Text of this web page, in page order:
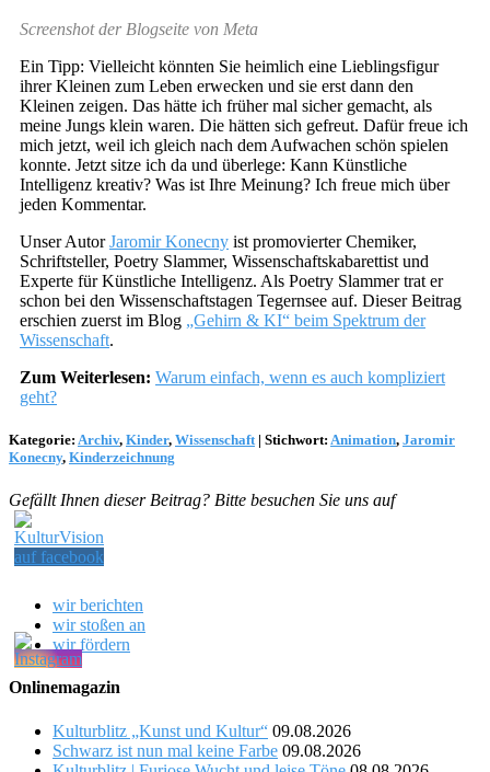
Screenshot der Blogseite von Meta
Ein Tipp: Vielleicht könnten Sie heimlich eine Lieblingsfigur
ihrer Kleinen zum Leben erwecken und sie erst dann den
Kleinen zeigen. Das hätte ich früher mal sicher gemacht, als
meine Jungs klein waren. Die hätten sich gefreut. Dafür freue ich
mich jetzt, weil ich gleich nach dem Aufwachen schön spielen
konnte. Jetzt sitze ich da und überlege: Kann Künstliche
Intelligenz kreativ? Was ist Ihre Meinung? Ich freue mich über
jeden Kommentar.
Unser AutorJaromir Konecny ist promovierter Chemiker,
Schriftsteller, Poetry Slammer, Wissenschaftskabarettist und
Experte für Künstliche Intelligenz. Als Poetry Slammer trat er
schon bei den Wissenschaftstagen Tegernsee auf. Dieser Beitrag
erschien zuerst im Blog „Gehirn & KI“ beim Spektrum der
Wissenschaft.
Zum Weiterlesen: Warum einfach, wenn es auch kompliziert
geht?
Kategorie: Archiv, Kinder, Wissenschaft| Stichwort: Animation, Jaromir
Konecny, Kinderzeichnung
Gefällt Ihnen dieser Beitrag? Bitte besuchen Sie uns auf
wir berichten
wir stoßen an
wir fördern
Onlinemagazin
Kulturblitz „Kunst und Kultur“ 09.08.2026
Schwarz ist nun mal keine Farbe 09.08.2026